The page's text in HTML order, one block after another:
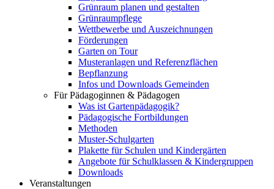
Grünraum planen und gestalten
Grünraumpflege
Wettbewerbe und Auszeichnungen
Förderungen
Garten on Tour
Musteranlagen und Referenzflächen
Bepflanzung
Infos und Downloads Gemeinden
Für Pädagoginnen & Pädagogen
Was ist Gartenpädagogik?
Pädagogische Fortbildungen
Methoden
Muster-Schulgarten
Plakette für Schulen und Kindergärten
Angebote für Schulklassen & Kindergruppen
Downloads
Veranstaltungen